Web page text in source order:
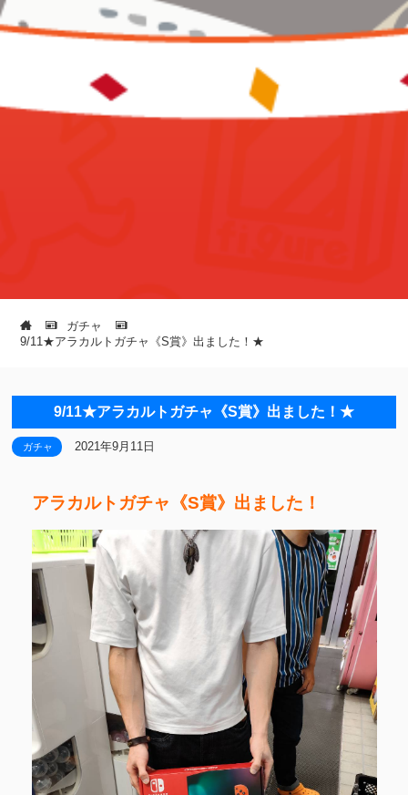
ガチャ
9/11★アラカルトガチャ《S賞》出ました！★
9/11★アラカルトガチャ《S賞》出ました！★
ガチャ 2021年9月11日
アラカルトガチャ《S賞》出ました！